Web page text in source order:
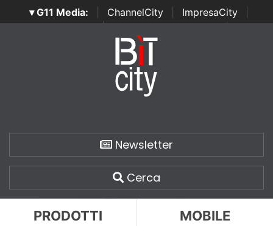
▾ G11 Media: ChannelCity ImpresaCity
SecurityOpenLab | Italian Channel Awards | Italian
Italian Security Awards
Newsletter
Cerca
PRODOTTI MOBILE